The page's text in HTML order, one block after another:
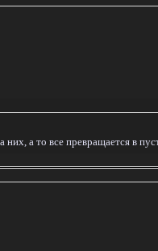
а то все превращается в